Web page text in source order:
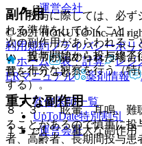
・ 投与に際しては、必ず
れる準備をしておくこと。
・ 投与開始から投与終了
せ、十分な観察を行う（特
する）。
８．３． 眩暈、耳鳴、難
ることがあるので慎重に
者、高齢者、長期間投与患
副作用
次の副作用があらわれる
い、異常が認められた場
置を行うこと。
重大な副作用
１１．１． 重大な副作用
運営会社
© 2021 HOKUTO Inc. All
利用規約プライバシーポリ
ホーム
表・計算 レジ
ERマニュアル
薬剤情報
監修医師一覧
UpToDate特別割引
運営会社